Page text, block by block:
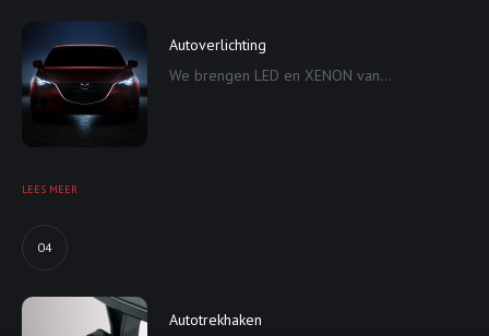
Autoverlichting
We brengen LED en XENON van...
LEES MEER
04
Autotrekhaken